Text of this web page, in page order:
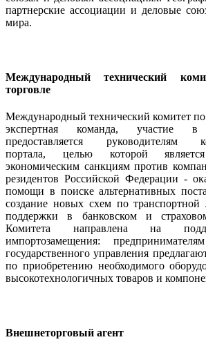
партнерские ассоциации и деловые
мира.
Международный технический
торговле
Международный технический комитет
экспертная команда, участие в
предоставляется руководителям
портала, целью которой является
экономическим санкциям против
резидентов Российской Федерации -
помощи в поиске альтернативных
создание новых схем по транспортной
поддержки в банковском и
Комитета направлена на
импортозамещения:
государственного управления
по приобретению необходимого
высокотехнологичных товаров и
Внешнеторговый агент